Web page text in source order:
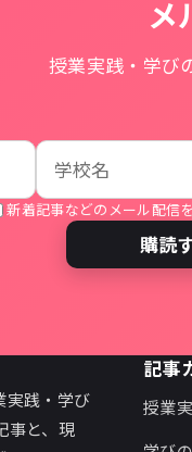
メ
授業実践・学び
新着記事などのメール配信
購読
実践・学び
事と、現
記事
授業